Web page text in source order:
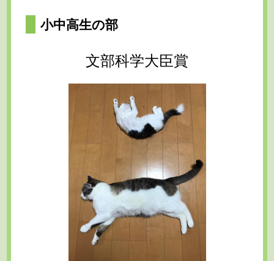
小中高生の部
文部科学大臣賞